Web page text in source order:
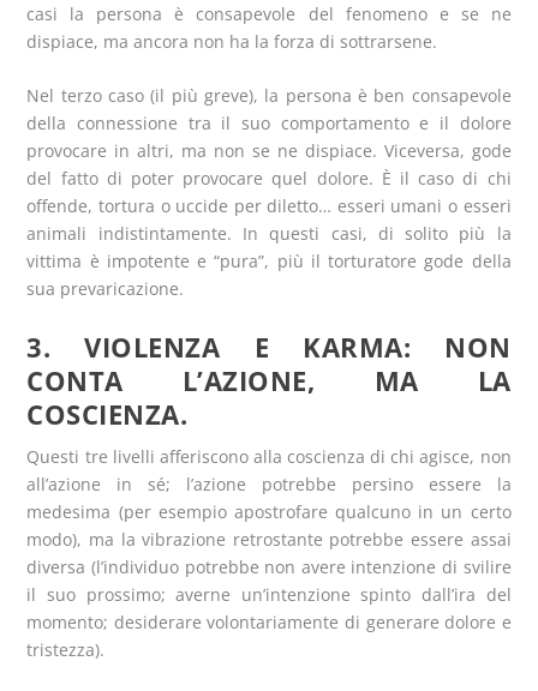
casi la persona è consapevole del fenomeno e se ne
dispiace, ma ancora non ha la forza di sottrarsene.
Nel terzo caso (il più greve), la persona è ben consapevole
della connessione tra il suo comportamento e il dolore
provocare in altri, ma non se ne dispiace. Viceversa, gode
del fatto di poter provocare quel dolore. È il caso di chi
offende, tortura o uccide per diletto… esseri umani o esseri
animali indistintamente. In questi casi, di solito più la
vittima è impotente e “pura”, più il torturatore gode della
sua prevaricazione.
3. VIOLENZA E KARMA: NON
CONTA L’AZIONE, MA LA
COSCIENZA.
Questi tre livelli afferiscono alla coscienza di chi agisce, non
all’azione in sé; l’azione potrebbe persino essere la
medesima (per esempio apostrofare qualcuno in un certo
modo), ma la vibrazione retrostante potrebbe essere assai
diversa (l’individuo potrebbe non avere intenzione di svilire
il suo prossimo; averne un’intenzione spinto dall’ira del
momento; desiderare volontariamente di generare dolore e
tristezza).